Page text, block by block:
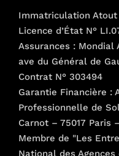
Immatriculation Atout
Licence d’État N°
Assurances : Mondial
ave du Général de
Contrat N° 303494
Garantie Financière :
Professionnelle de
Carnot – 75017 Paris
Membre de "Les
National des Agences